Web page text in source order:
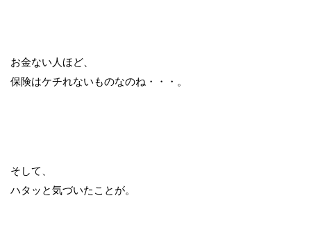
お金ない人ほど、
保険はケチれないものなのね・・・。
そして、
ハタッと気づいたことが。